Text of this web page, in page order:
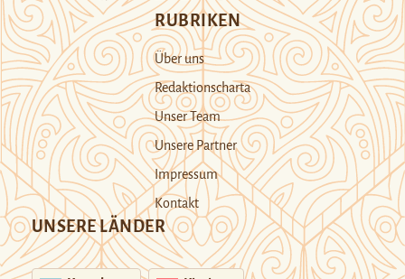
RUBRIKEN
Über uns
Redaktionscharta
Unser Team
Unsere Partner
Impressum
Kontakt
UNSERE LÄNDER